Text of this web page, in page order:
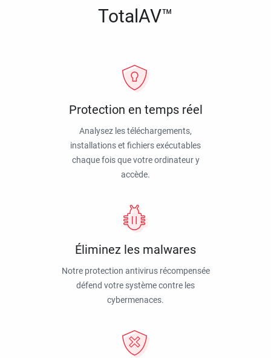
TotalAV™
Protection en temps réel
Analysez les téléchargements,
installations et fichiers exécutables
chaque fois que votre ordinateur y
accède.
Éliminez les malwares
Notre protection antivirus récompensée
défend votre système contre les
cybermenaces.